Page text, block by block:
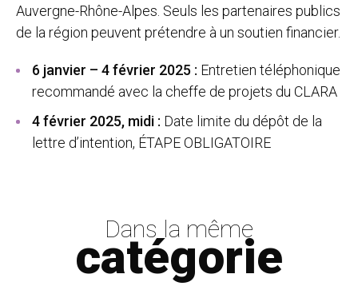
Auvergne-Rhône-Alpes. Seuls les partenaires publics
de la région peuvent prétendre à un soutien financier.
6 janvier – 4 février 2025 : Entretien téléphonique
recommandé avec la cheffe de projets du CLARA
4 février 2025, midi : Date limite du dépôt de la
lettre d’intention, ÉTAPE OBLIGATOIRE
Dans la même
catégorie